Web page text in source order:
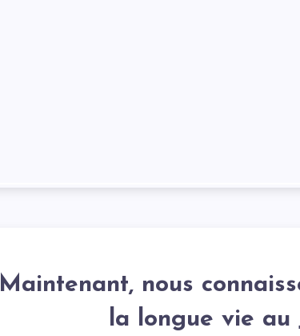
Maintenant, nous
la longue vie au